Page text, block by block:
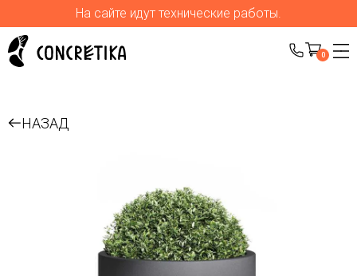
На сайте идут технические работы.
0
НАЗАД